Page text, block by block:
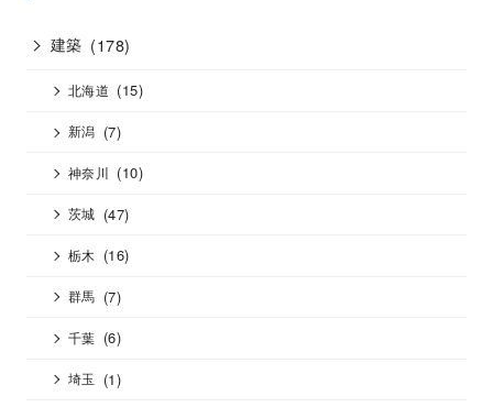
建築 (178)
北海道 (15)
新潟 (7)
神奈川 (10)
茨城 (47)
栃木 (16)
群馬 (7)
千葉 (6)
埼玉 (1)